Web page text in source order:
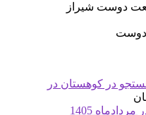
دوست
در کوهستان در
1405